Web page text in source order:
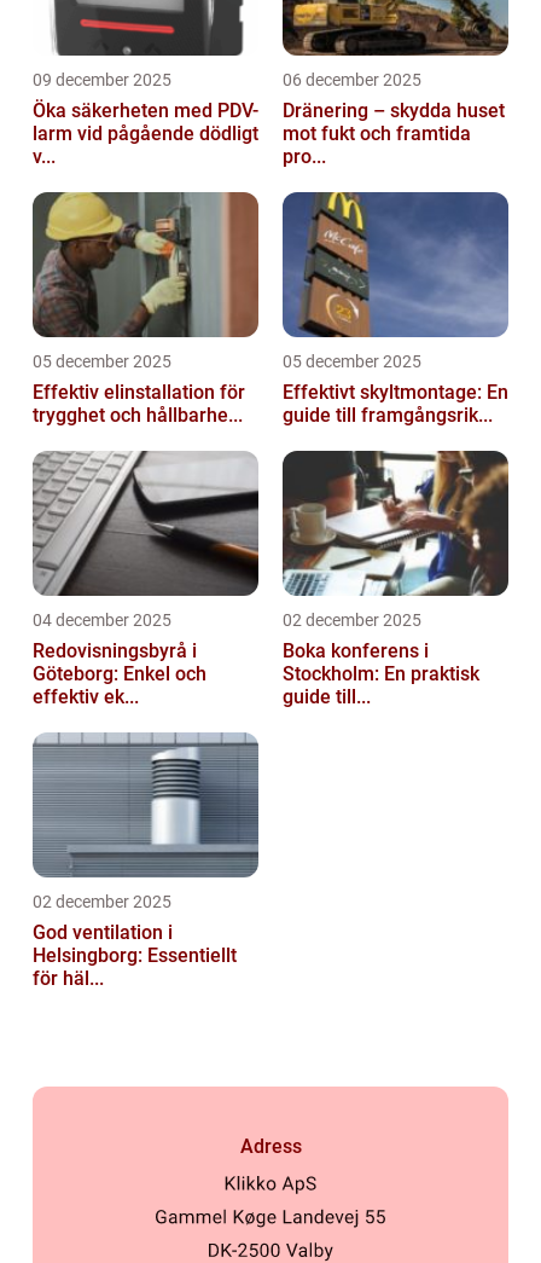
09 december 2025
Öka säkerheten med PDV-
larm vid pågående dödligt
v...
06 december 2025
Dränering – skydda huset
mot fukt och framtida
pro...
05 december 2025
Effektiv elinstallation för
trygghet och hållbarhe...
05 december 2025
Effektivt skyltmontage: En
guide till framgångsrik...
04 december 2025
Redovisningsbyrå i
Göteborg: Enkel och
effektiv ek...
02 december 2025
Boka konferens i
Stockholm: En praktisk
guide till...
02 december 2025
God ventilation i
Helsingborg: Essentiellt
för häl...
Adress